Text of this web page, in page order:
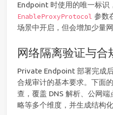
Endpoint 时使用的唯一标识
EnableProxyProtocol 参数
场景中开启，但会增加少量网
网络隔离验证与合
Private Endpoint 部署完成
合规审计的基本要求。下面
查，覆盖 DNS 解析、公网
略等多个维度，并生成结构化